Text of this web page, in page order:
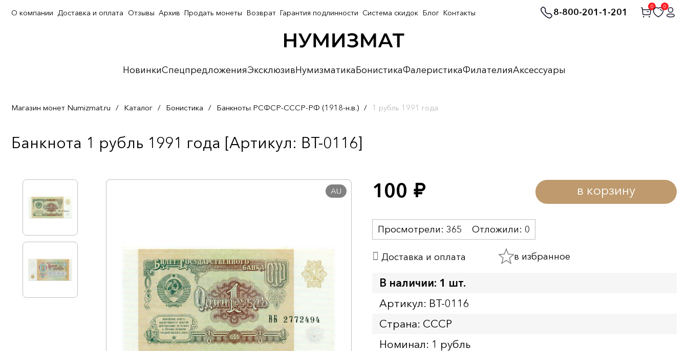
8-800-201-1-201
0 0
НовинкиСпецпредложенияЭксклюзивНумизматикаБонистикаФалеристикаФилателияАксессуары
О компании Доставка и оплата Отзывы Архив Продать монеты Возврат Гарантия подлинности Система скидок Блог Контакты
Магазин монет Numizmat.ru / Каталог / Бонистика / Банкноты РСФСР-СССР-РФ (1918-н.в.) / 1 рубль 1991 года
Банкнота 1 рубль 1991 года [Артикул: BT-0116]
AU 100 руб. в корзину
Просмотрели: 365 Отложили: 0
Доставка и оплата в избранное
В наличии: 1 шт.
Артикул: BT-0116
Страна: СССР
Номинал: 1 рубль